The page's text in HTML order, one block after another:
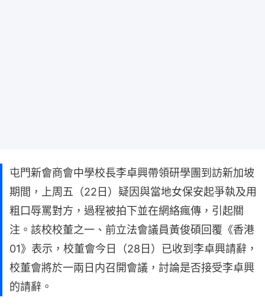
屯門新會商會中學校長李卓興帶領研學團到訪新加坡
期間，上周五（22日）疑因與當地女保安起爭執及用
粗口辱罵對方，過程被拍下並在網絡瘋傳，引起關
注。該校校董之一、前立法會議員黃俊碩回覆《香港
01》表示，校董會今日（28日）已收到李卓興請辭，
校董會將於一兩日内召開會議，討論是否接受李卓興
的請辭。